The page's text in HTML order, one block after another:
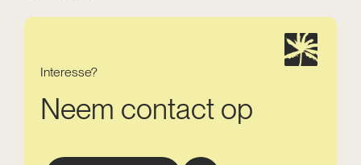
Interesse?
Neem contact op